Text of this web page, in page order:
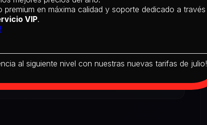
en máxima calidad y soporte dedicado a través
VIP.
al siguiente nivel con nuestras nuevas tarifas de julio!